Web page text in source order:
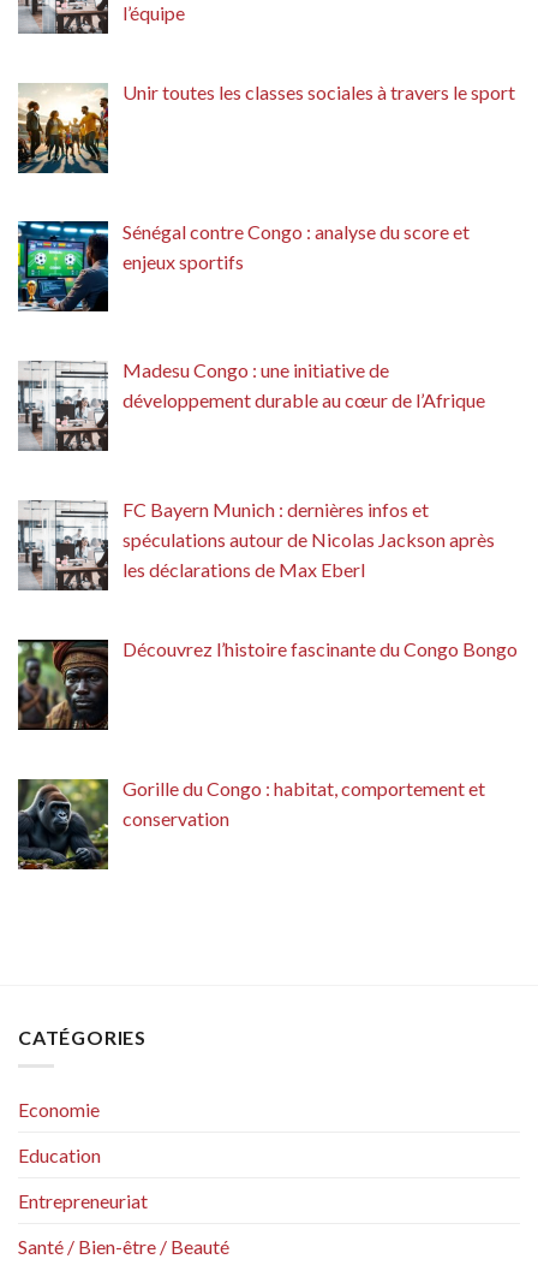
l’équipe
Unir toutes les classes sociales à travers le sport
Sénégal contre Congo : analyse du score et
enjeux sportifs
Madesu Congo : une initiative de
développement durable au cœur de l’Afrique
FC Bayern Munich : dernières infos et
spéculations autour de Nicolas Jackson après
les déclarations de Max Eberl
Découvrez l’histoire fascinante du Congo Bongo
Gorille du Congo : habitat, comportement et
conservation
CATÉGORIES
Economie
Education
Entrepreneuriat
Santé / Bien-être / Beauté